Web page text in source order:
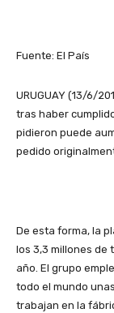
Fuente: El País
URUGUAY (13/6/
tras haber
pidieron puede
pedido
De esta forma, la
los 3,3 millones de
año. El grupo
todo el mundo
trabajan en la